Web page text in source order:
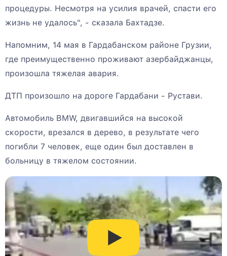
процедуры. Несмотря на усилия врачей, спасти его
жизнь не удалось", - сказала Бахтадзе.
Напомним, 14 мая в Гардабанском районе Грузии,
где преимущественно проживают азербайджанцы,
произошла тяжелая авария.
ДТП произошло на дороге Гардабани - Рустави.
Автомобиль BMW, двигавшийся на высокой
скорости, врезался в дерево, в результате чего
погибли 7 человек, еще один был доставлен в
больницу в тяжелом состоянии.